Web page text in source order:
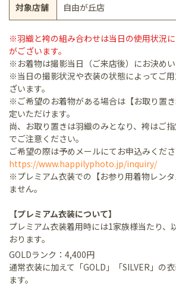
対象店舗 自由が丘店
※羽織と袴の組み合わせは当日の使用状況
がございます。
※お着物は撮影当日（ご来店後）にお決めい
※当日の撮影状況や衣装の状態によってご
ざいます。
※ご希望のお着物がある場合は【お取り置
定いただけます。
尚、お取り置きは羽織のみとなり、袴はご
でご注意ください。
ご希望の際は予めメールにてお申込みくださ
https://www.happilyphoto.jp/inquiry/
※プレミアム衣装での【お参り用着物レン
ません。
【プレミアム衣装について】
プレミアム衣装着用時には1家族様当たり、
おります。
GOLDランク：4,400円
通常衣装に加えて「GOLD」「SILVER」の
ます。